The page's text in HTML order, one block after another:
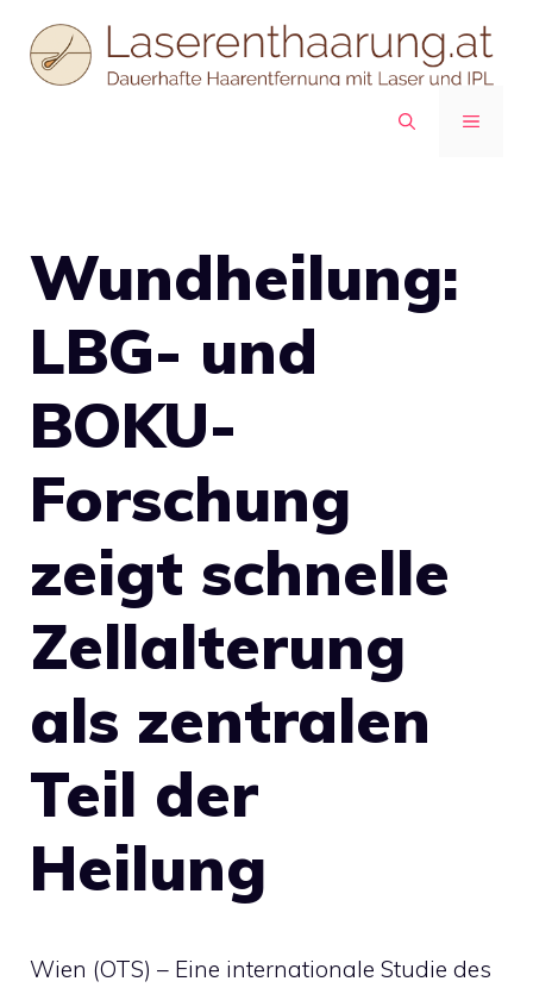
Inhalt
springen
MENÜ
Wundheilung:
LBG- und
BOKU-
Forschung
zeigt schnelle
Zellalterung
als zentralen
Teil der
Heilung
Wien (OTS) – Eine internationale Studie des